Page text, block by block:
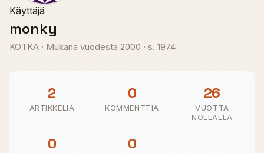
Käyttäjä
monky
KOTKA · Mukana vuodesta 2000 · s. 1974
2
ARTIKKELIA
0
KOMMENTTIA
26
VUOTTA
NOLLALLA
0 0